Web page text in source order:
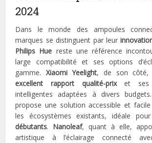
2024
Dans le monde des ampoules
marques se distinguent par leur
Philips Hue reste une référence
large compatibilité et ses options
gamme. Xiaomi Yeelight, de son côté,
excellent rapport qualité-prixet ses
intelligentes adaptées à divers budgets.
propose une solution accessible et
les écosystèmes existants, idéale
débutants. Nanoleaf, quant à elle,
artistique à l’éclairage connecté